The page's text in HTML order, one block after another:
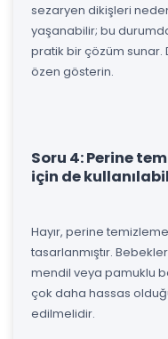
sezaryen dikişleri
yaşanabilir; bu
pratik bir çözüm
özen gösterin.
Soru 4: Perine
için de
Hayır, perine
tasarlanmıştır.
mendil veya pamuklu
çok daha hassas
edilmelidir.